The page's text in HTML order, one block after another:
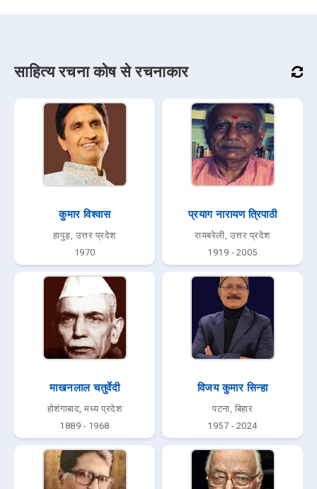
साहित्य रचना कोष से रचनाकार
कुमार विश्वास
हापुड़, उत्तर प्रदेश
1970
प्रयाग नारायण त्रिपाठी
रायबरेली, उत्तर प्रदेश
1919 - 2005
माखनलाल चतुर्वेदी
होशंगाबाद, मध्य प्रदेश
1889 - 1968
विजय कुमार सिन्हा
पटना, बिहार
1957 - 2024